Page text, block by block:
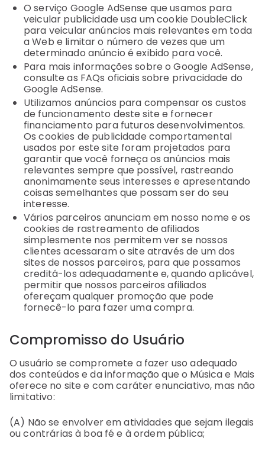
O serviço Google AdSense que usamos para
veicular publicidade usa um cookie DoubleClick
para veicular anúncios mais relevantes em toda
a Web e limitar o número de vezes que um
determinado anúncio é exibido para você.
Para mais informações sobre o Google AdSense,
consulte as FAQs oficiais sobre privacidade do
Google AdSense.
Utilizamos anúncios para compensar os custos
de funcionamento deste site e fornecer
financiamento para futuros desenvolvimentos.
Os cookies de publicidade comportamental
usados por este site foram projetados para
garantir que você forneça os anúncios mais
relevantes sempre que possível, rastreando
anonimamente seus interesses e apresentando
coisas semelhantes que possam ser do seu
interesse.
Vários parceiros anunciam em nosso nome e os
cookies de rastreamento de afiliados
simplesmente nos permitem ver se nossos
clientes acessaram o site através de um dos
sites de nossos parceiros, para que possamos
creditá-los adequadamente e, quando aplicável,
permitir que nossos parceiros afiliados
ofereçam qualquer promoção que pode
fornecê-lo para fazer uma compra.
Compromisso do Usuário
O usuário se compromete a fazer uso adequado
dos conteúdos e da informação que o Música e Mais
oferece no site e com caráter enunciativo, mas não
limitativo:
(A) Não se envolver em atividades que sejam ilegais
ou contrárias à boa fé e à ordem pública;